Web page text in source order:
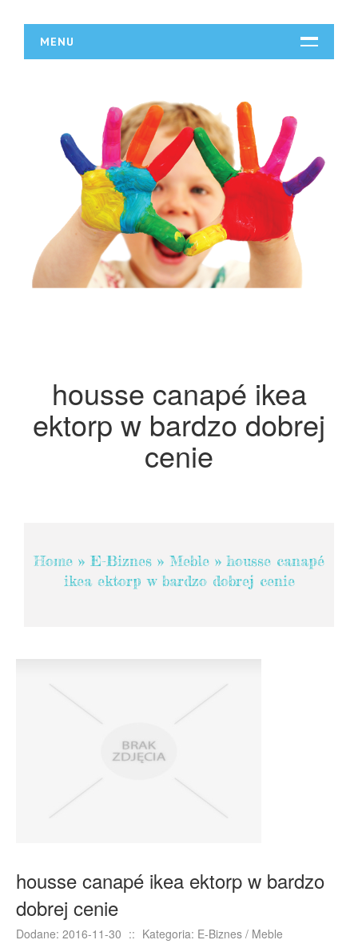
MENU
DZIAŁALNOŚĆ
Biura Rachunkowe
Doradztwo
Drukarnie
Handel
Hurtownie
Kredyty, Leasing
Oferty Pracy
Remonty, Elektryk, Hydraulik
Materiały Budowlane
Domy, Mieszkania
SZKOLENIA
Książki, Czasopisma
Dla Dzieci
Odzież
Sport
Elektronika, RTV, AGD
housse canapé ikea
ektorp w bardzo dobrej
cenie
Home » E-Biznes » Meble »housse canapé
ikea ektorp w bardzo dobrej cenie
housse canapé ikea ektorp w bardzo
dobrej cenie
Dodane: 2016-11-30 :: Kategoria: E-Biznes / Meble